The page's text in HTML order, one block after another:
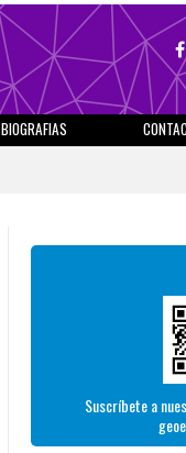
BIOGRAFIAS
Suscríbete a